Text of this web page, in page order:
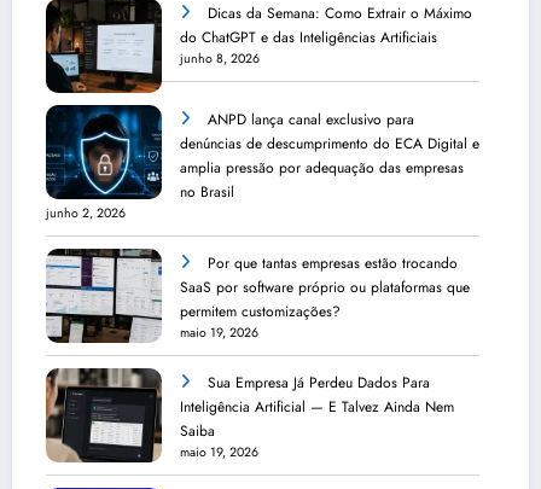
Dicas da Semana: Como Extrair o Máximo
do ChatGPT e das Inteligências Artificiais
junho 8, 2026
ANPD lança canal exclusivo para
denúncias de descumprimento do ECA Digital e
amplia pressão por adequação das empresas
no Brasil
junho 2, 2026
Por que tantas empresas estão trocando
SaaS por software próprio ou plataformas que
permitem customizações?
maio 19, 2026
Sua Empresa Já Perdeu Dados Para
Inteligência Artificial — E Talvez Ainda Nem
Saiba
maio 19, 2026